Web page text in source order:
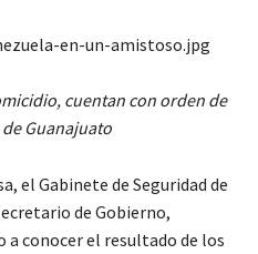
en-un-amistoso.jpg
cuentan con orden de
Guanajuato
el Gabinete de Seguridad de
de Gobierno,
a conocer el resultado de los